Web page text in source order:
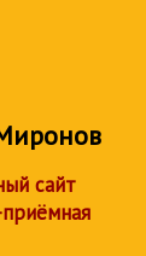
сайт